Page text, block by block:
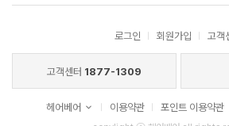
로그인 회원가입 고객
고객센터 1877-1309
헤어베어 이용약관 포인트 이용약관